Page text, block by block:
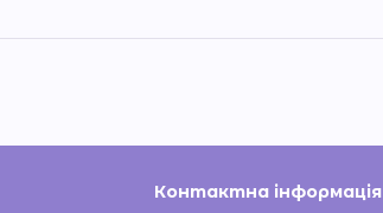
Контактна інформація